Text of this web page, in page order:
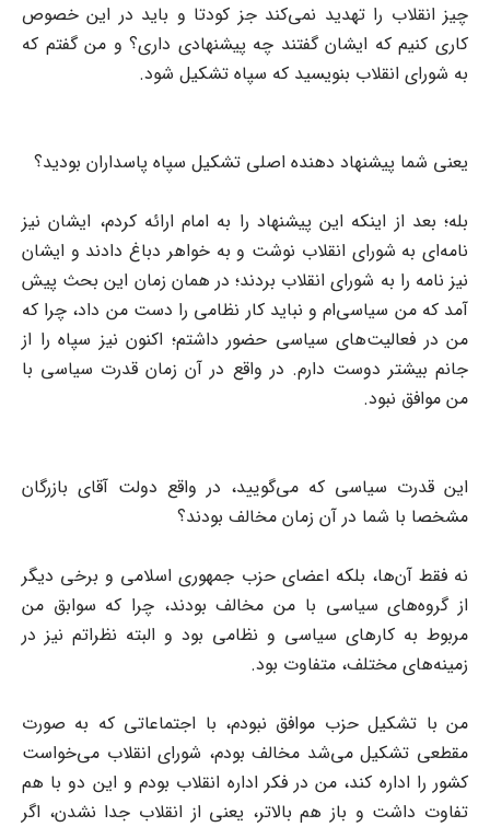
چیز انقلاب را تهدید نمی‌کند جز کودتا و باید در این خصوص
کاری کنیم که ایشان گفتند چه پیشنهادی داری؟ و من گفتم که
به شورای انقلاب بنویسید که سپاه تشکیل شود.
یعنی شما پیشنهاد دهنده اصلی تشکیل سپاه پاسداران بودید؟
بله؛ بعد از اینکه این پیشنهاد را به امام ارائه کردم، ایشان نیز
نامه‌ای به شورای انقلاب نوشت و به خواهر دباغ دادند و ایشان
نیز نامه را به شورای انقلاب بردند؛ در‌‌ همان زمان این بحث پیش
آمد که من سیاسی‌ام و نباید کار نظامی را دست من داد، چرا که
من در فعالیت‌های سیاسی حضور داشتم؛ اکنون نیز سپاه را از
جانم بیشتر دوست دارم. در واقع در آن زمان قدرت سیاسی با
من موافق نبود.
این قدرت سیاسی که می‌گویید، در واقع دولت آقای بازرگان
مشخصا با شما در آن زمان مخالف بودند؟
نه فقط آن‌ها، بلکه اعضای حزب جمهوری اسلامی و برخی دیگر
از گروه‌های سیاسی با من مخالف بودند، چرا که سوابق من
مربوط به کارهای سیاسی و نظامی بود و البته نظراتم نیز در
زمینه‌های مختلف، متفاوت بود.
من با تشکیل حزب موافق نبودم، با اجتماعاتی که به صورت
مقطعی تشکیل می‌شد مخالف بودم، شورای انقلاب می‌خواست
کشور را اداره کند، من در فکر اداره انقلاب بودم و این دو با هم
تفاوت داشت و باز هم بالا‌تر، یعنی از انقلاب جدا نشدن، اگر